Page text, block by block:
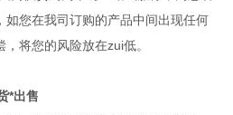
如您在我司订购的产品中间出现任何
将您的风险放在zui低。
*出售